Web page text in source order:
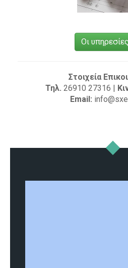
Οι
Στοιχεία
Τηλ. 26910 27316 |
Email: